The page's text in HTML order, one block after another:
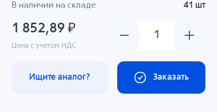
В наличии на складе 41 шт
1 852,89 ₽
Цена с учетом НДС
Заказать
Ищите аналог?